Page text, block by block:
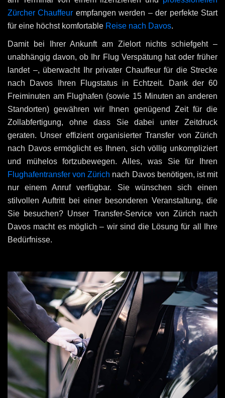
Zürcher Chauffeur empfangen werden – der perfekte Start
für eine höchst komfortable Reise nach Davos.
Damit bei Ihrer Ankunft am Zielort nichts schiefgeht –
unabhängig davon, ob Ihr Flug Verspätung hat oder früher
landet –, überwacht Ihr privater Chauffeur für die Strecke
nach Davos Ihren Flugstatus in Echtzeit. Dank der 60
Freiminuten am Flughafen (sowie 15 Minuten an anderen
Standorten) gewähren wir Ihnen genügend Zeit für die
Zollabfertigung, ohne dass Sie dabei unter Zeitdruck
geraten. Unser effizient organisierter Transfer von Zürich
nach Davos ermöglicht es Ihnen, sich völlig unkompliziert
und mühelos fortzubewegen. Alles, was Sie für Ihren
Flughafentransfer von Zürich nach Davos benötigen, ist mit
nur einem Anruf verfügbar. Sie wünschen sich einen
stilvollen Auftritt bei einer besonderen Veranstaltung, die
Sie besuchen? Unser Transfer-Service von Zürich nach
Davos macht es möglich – wir sind die Lösung für all Ihre
Bedürfnisse.